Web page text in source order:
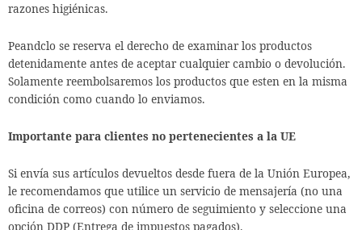
razones higiénicas.
Peandclo se reserva el derecho de examinar los productos
detenidamente antes de aceptar cualquier cambio o devolución.
Solamente reembolsaremos los productos que esten en la misma
condición como cuando lo enviamos.
Importante para clientes no pertenecientes a la UE
Si envía sus artículos devueltos desde fuera de la Unión Europea,
le recomendamos que utilice un servicio de mensajería (no una
oficina de correos) con número de seguimiento y seleccione una
opción DDP (Entrega de impuestos pagados).